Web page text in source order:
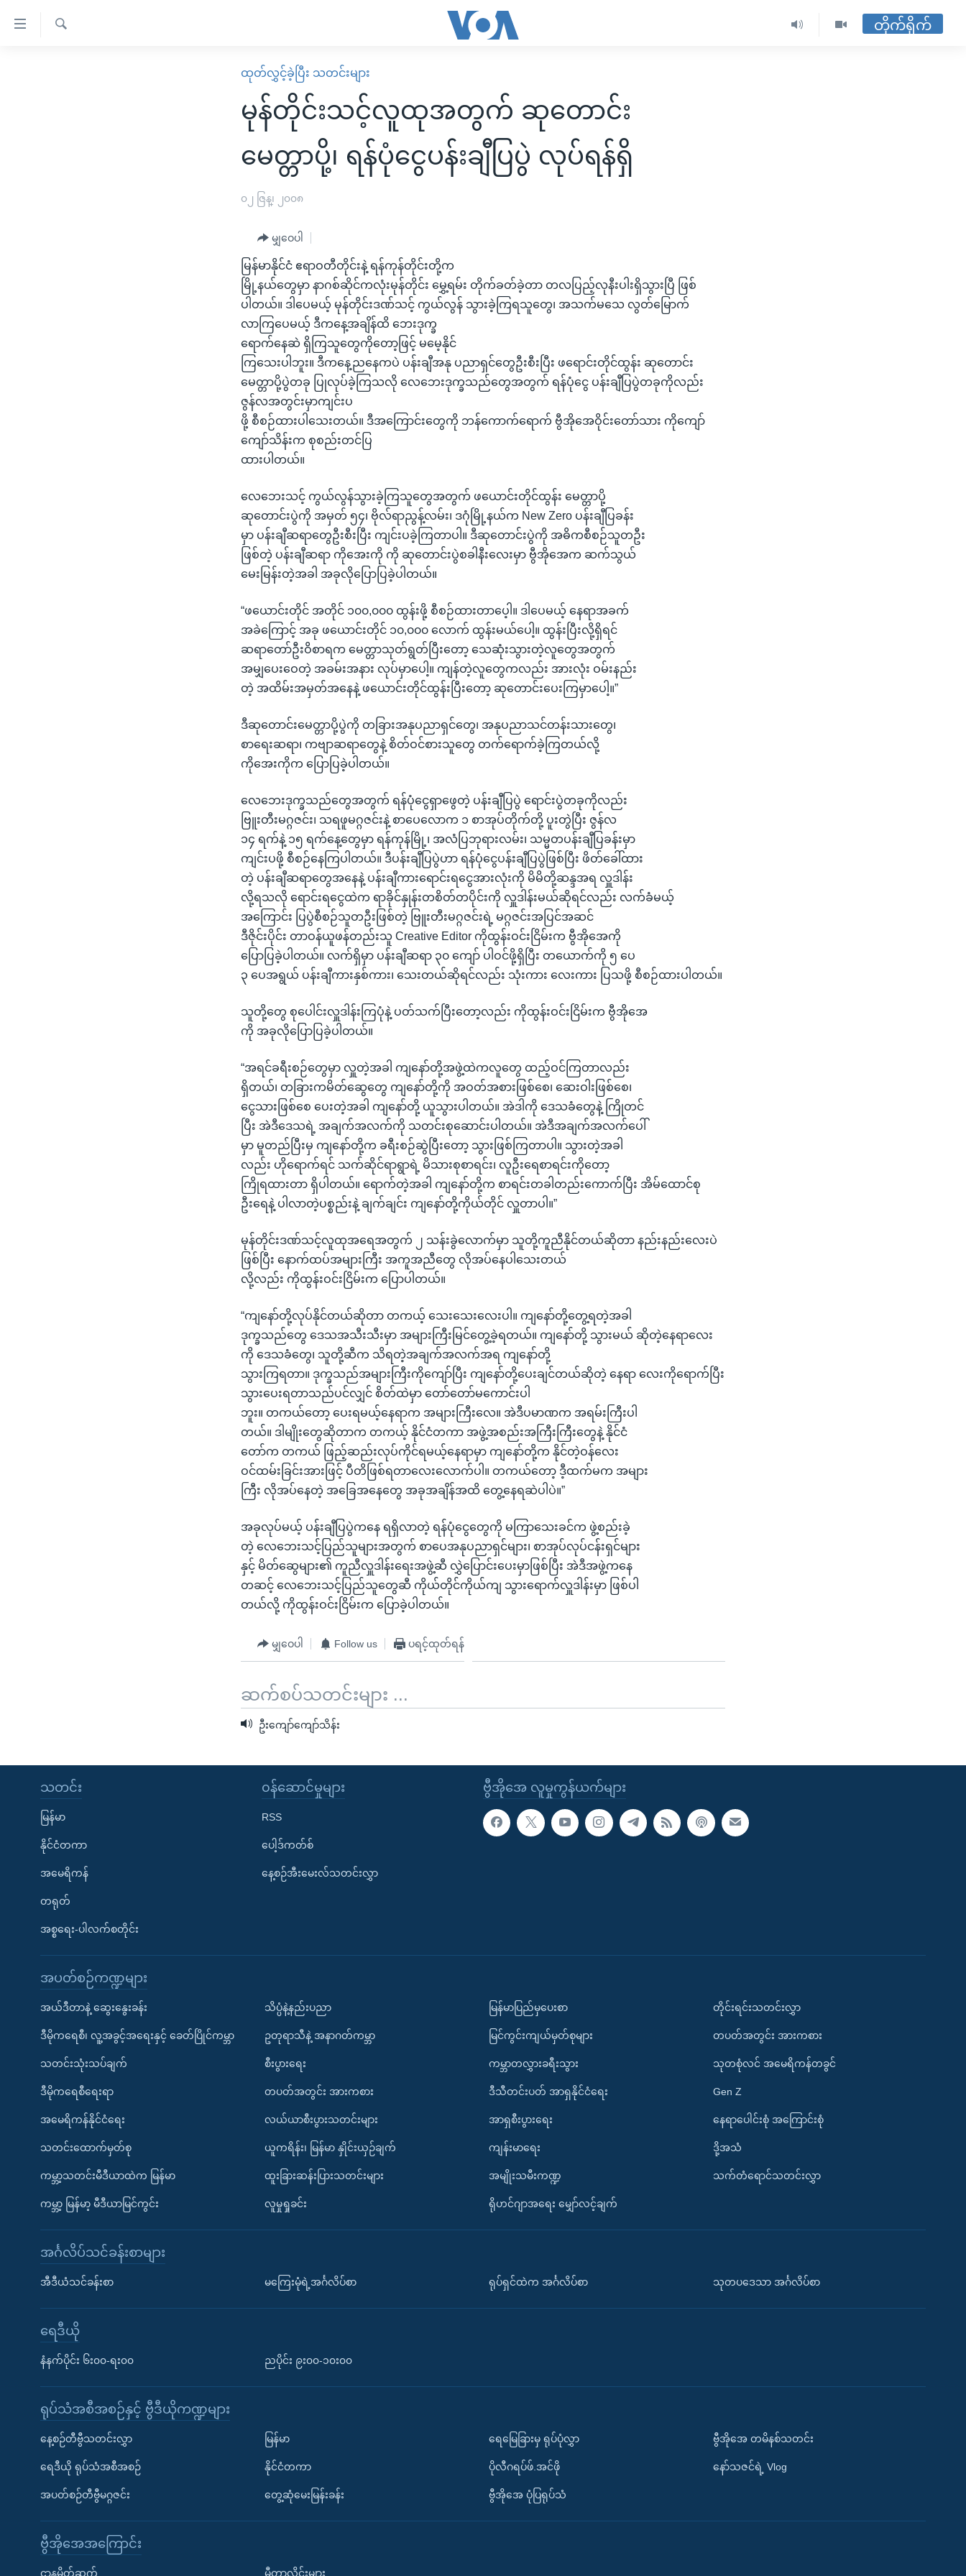
တိုက်ရိုက်
ထုတ်လွှင့်ခဲ့ပြီး သတင်းများ
မုန်တိုင်းသင့်လူထုအတွက် ဆုတောင်း
မေတ္တာပို့၊ ရန်ပုံငွေပန်းချီပြပွဲ လုပ်ရန်ရှိ
၀၂ ဇြန္၊ ၂၀၀၈
မျှဝေပါ
မြန်မာနိုင်ငံ ဧရာဝတီတိုင်းနဲ့ ရန်ကုန်တိုင်းတို့က
မြို့နယ်တွေမှာ နာဂစ်ဆိုင်ကလုံးမုန်တိုင်း မွှေ့ရမ်း တိုက်ခတ်ခဲ့တာ တလပြည့်လုနီးပါးရှိသွားပြီ ဖြစ်
ပါတယ်။ ဒါပေမယ့် မုန်တိုင်းဒဏ်သင့် ကွယ်လွန် သွားခဲ့ကြရသူတွေ၊ အသက်မသေ လွတ်မြောက်
လာကြပေမယ့် ဒီကနေ့အချိန်ထိ ဘေးဒုက္ခ
ရောက်နေဆဲ ရှိကြသူတွေကိုတော့ဖြင့် မမေ့နိုင်
ကြသေးပါဘူး။ ဒီကနေ့ညနေကပဲ ပန်းချီအနု ပညာရှင်တွေဦးစီးပြီး ဖရောင်းတိုင်ထွန်း ဆုတောင်း
မေတ္တာပို့ပွဲတခု ပြုလုပ်ခဲ့ကြသလို လေဘေးဒုက္ခသည်တွေအတွက် ရန်ပုံငွေ ပန်းချီပြပွဲတခုကိုလည်း
ဇွန်လအတွင်းမှာကျင်းပ
ဖို့ စီစဉ်ထားပါသေးတယ်။ ဒီအကြောင်းတွေကို ဘန်ကောက်ရောက် ဗွီအိုအေဝိုင်းတော်သား ကိုကျော်
ကျော်သိန်းက စုစည်းတင်ပြ
ထားပါတယ်။
လေဘေးသင့် ကွယ်လွန်သွားခဲ့ကြသူတွေအတွက် ဖယောင်းတိုင်ထွန်း မေတ္တာပို့
ဆုတောင်းပွဲကို အမှတ် ၅၄၊ ဗိုလ်ရာညွန့်လမ်း၊ ဒဂုံမြို့နယ်က New Zero ပန်းချီပြခန်း
မှာ ပန်းချီဆရာတွေဦးစီးပြီး ကျင်းပခဲ့ကြတာပါ။ ဒီဆုတောင်းပွဲကို အဓိကစီစဉ်သူတဦး
ဖြစ်တဲ့ ပန်းချီဆရာ ကိုအေးကို ကို ဆုတောင်းပွဲစခါနီးလေးမှာ ဗွီအိုအေက ဆက်သွယ်
မေးမြန်းတဲ့အခါ အခုလိုပြောပြခဲ့ပါတယ်။
“ဖယောင်းတိုင် အတိုင် ၁၀၀,၀၀၀ ထွန်းဖို့ စီစဉ်ထားတာပေ့ါ။ ဒါပေမယ့် နေရာအခက်
အခဲကြောင့် အခု ဖယောင်းတိုင် ၁၀,၀၀၀ လောက် ထွန်းမယ်ပေါ့။ ထွန်းပြီးလို့ရှိရင်
ဆရာတော်ဦးဝိစာရက မေတ္တာသုတ်ရွတ်ပြီးတော့ သေဆုံးသွားတဲ့လူတွေအတွက်
အမျှပေးဝေတဲ့ အခမ်းအနား လုပ်မှာပေါ့။ ကျန်တဲ့လူတွေကလည်း အားလုံး ဝမ်းနည်း
တဲ့ အထိမ်းအမှတ်အနေနဲ့ ဖယောင်းတိုင်ထွန်းပြီးတော့ ဆုတောင်းပေးကြမှာပေါ့။”
ဒီဆုတောင်းမေတ္တာပို့ပွဲကို တခြားအနုပညာရှင်တွေ၊ အနုပညာသင်တန်းသားတွေ၊
စာရေးဆရာ၊ ကဗျာဆရာတွေနဲ့ စိတ်ဝင်စားသူတွေ တက်ရောက်ခဲ့ကြတယ်လို့
ကိုအေးကိုက ပြောပြခဲ့ပါတယ်။
လေဘေးဒုက္ခသည်တွေအတွက် ရန်ပုံငွေရှာဖွေတဲ့ ပန်းချီပြပွဲ ရောင်းပွဲတခုကိုလည်း
ဗြူးတီးမဂ္ဂဇင်း၊ သရဖူမဂ္ဂဇင်းနဲ့ စာပေလောက ၁ စာအုပ်တိုက်တို့ ပူးတွဲပြီး ဇွန်လ
၁၄ ရက်နဲ့ ၁၅ ရက်နေ့တွေမှာ ရန်ကုန်မြို့၊ အလံပြဘုရားလမ်း၊ သမ္မတပန်းချီပြခန်းမှာ
ကျင်းပဖို့ စီစဉ်နေကြပါတယ်။ ဒီပန်းချီပြပွဲဟာ ရန်ပုံငွေပန်းချီပြပွဲဖြစ်ပြီး ဖိတ်ခေါ်ထား
တဲ့ ပန်းချီဆရာတွေအနေနဲ့ ပန်းချီကားရောင်းရငွေအားလုံးကို မိမိတို့ဆန္ဒအရ လှူဒါန်း
လို့ရသလို ရောင်းရငွေထဲက ရာခိုင်နှုန်းတစိတ်တပိုင်းကို လှူဒါန်းမယ်ဆိုရင်လည်း လက်ခံမယ့်
အကြောင်း ပြပွဲစီစဉ်သူတဦးဖြစ်တဲ့ ဗြူးတီးမဂ္ဂဇင်းရဲ့ မဂ္ဂဇင်းအပြင်အဆင်
ဒီဇိုင်းပိုင်း တာဝန်ယူဖန်တည်းသူ Creative Editor ကိုထွန်းဝင်းငြိမ်းက ဗွီအိုအေကို
ပြောပြခဲ့ပါတယ်။ လက်ရှိမှာ ပန်းချီဆရာ ၃၀ ကျော် ပါဝင်ဖို့ရှိပြီး တယောက်ကို ၅ ပေ
၃ ပေအရွယ် ပန်းချီကားနှစ်ကား၊ သေးတယ်ဆိုရင်လည်း သုံးကား လေးကား ပြသဖို့ စီစဉ်ထားပါတယ်။
သူတို့တွေ စုပေါင်းလှူဒါန်းကြပုံနဲ့ ပတ်သက်ပြီးတော့လည်း ကိုထွန်းဝင်းငြိမ်းက ဗွီအိုအေ
ကို အခုလိုပြောပြခဲ့ပါတယ်။
“အရင်ခရီးစဉ်တွေမှာ လှူတဲ့အခါ ကျနော်တို့အဖွဲ့ထဲကလူတွေ ထည့်ဝင်ကြတာလည်း
ရှိတယ်၊ တခြားကမိတ်ဆွေတွေ ကျနော်တို့ကို အဝတ်အစားဖြစ်စေ၊ ဆေးဝါးဖြစ်စေ၊
ငွေသားဖြစ်စေ ပေးတဲ့အခါ ကျနော်တို့ ယူသွားပါတယ်။ အဲဒါကို ဒေသခံတွေနဲ့ ကြိုတင်
ပြီး အဲဒီဒေသရဲ့ အချက်အလက်ကို သတင်းစုဆောင်းပါတယ်။ အဲဒီအချက်အလက်ပေါ်
မှာ မူတည်ပြီးမှ ကျနော်တို့က ခရီးစဉ်ဆွဲပြီးတော့ သွားဖြစ်ကြတာပါ။ သွားတဲ့အခါ
လည်း ဟိုရောက်ရင် သက်ဆိုင်ရာရွာရဲ့ မိသားစုစာရင်း၊ လူဦးရေစာရင်းကိုတော့
ကြိုရထားတာ ရှိပါတယ်။ ရောက်တဲ့အခါ ကျနော်တို့က စာရင်းတခါတည်းကောက်ပြီး အိမ်ထောင်စု
ဦးရေနဲ့ ပါလာတဲ့ပစ္စည်းနဲ့ ချက်ချင်း ကျနော်တို့ကိုယ်တိုင် လှူတာပါ။”
မုန်တိုင်းဒဏ်သင့်လူထုအရေအတွက် ၂ သန်းခွဲလောက်မှာ သူတို့ကူညီနိုင်တယ်ဆိုတာ နည်းနည်းလေးပဲ
ဖြစ်ပြီး နောက်ထပ်အများကြီး အကူအညီတွေ လိုအပ်နေပါသေးတယ်
လို့လည်း ကိုထွန်းဝင်းငြိမ်းက ပြောပါတယ်။
“ကျနော်တို့လုပ်နိုင်တယ်ဆိုတာ တကယ့် သေးသေးလေးပါ။ ကျနော်တို့တွေ့ရတဲ့အခါ
ဒုက္ခသည်တွေ ဒေသအသီးသီးမှာ အများကြီးမြင်တွေ့ခဲ့ရတယ်။ ကျနော်တို့ သွားမယ် ဆိုတဲ့နေရာလေး
ကို ဒေသခံတွေ၊ သူတို့ဆီက သိရတဲ့အချက်အလက်အရ ကျနော်တို့
သွားကြရတာ။ ဒုက္ခသည်အများကြီးကိုကျော်ပြီး ကျနော်တို့ပေးချင်တယ်ဆိုတဲ့ နေရာ လေးကိုရောက်ပြီး
သွားပေးရတာသည်ပင်လျှင် စိတ်ထဲမှာ တော်တော်မကောင်းပါ
ဘူး။ တကယ်တော့ ပေးရမယ့်နေရာက အများကြီးလေ။ အဲဒီပမာဏက အရမ်းကြီးပါ
တယ်။ ဒါမျိုးတွေဆိုတာက တကယ့် နိုင်ငံတကာ အဖွဲ့အစည်းအကြီးကြီးတွေနဲ့ နိုင်ငံ
တော်က တကယ် ဖြည့်ဆည်းလုပ်ကိုင်ရမယ့်နေရာမှာ ကျနော်တို့က နိုင်တဲ့ဝန်လေး
ဝင်ထမ်းခြင်းအားဖြင့် ပီတိဖြစ်ရတာလေးလောက်ပါ။ တကယ်တော့ ဒီ့ထက်မက အများ
ကြီး လိုအပ်နေတဲ့ အခြေအနေတွေ အခုအချိန်အထိ တွေ့နေရဆဲပါပဲ။”
အခုလုပ်မယ့် ပန်းချီပြပွဲကနေ ရရှိလာတဲ့ ရန်ပုံငွေတွေကို မကြာသေးခင်က ဖွဲ့စည်းခဲ့
တဲ့ လေဘေးသင့်ပြည်သူများအတွက် စာပေအနုပညာရှင်များ၊ စာအုပ်လုပ်ငန်းရှင်များ
နှင့် မိတ်ဆွေများ၏ ကူညီလှူဒါန်းရေးအဖွဲ့ဆီ လွှဲပြောင်းပေးမှာဖြစ်ပြီး အဲဒီအဖွဲ့ကနေ
တဆင့် လေဘေးသင့်ပြည်သူတွေဆီ ကိုယ်တိုင်ကိုယ်ကျ သွားရောက်လှူဒါန်းမှာ ဖြစ်ပါ
တယ်လို့ ကိုထွန်းဝင်းငြိမ်းက ပြောခဲ့ပါတယ်။
မျှဝေပါ Follow us ပရင့်ထုတ်ရန်
ဆက်စပ်သတင်းများ ...
ဦးကျော်ကျော်သိန်း
ဗွီအိုအေ လူမှုကွန်ယက်များ
သတင်း
မြန်မာ
နိုင်ငံတကာ
အမေရိကန်
တရုတ်
အစ္စရေး-ပါလက်စတိုင်း
၀န်ဆောင်မှုများ
RSS
ပေါ့ဒ်ကတ်စ်
နေ့စဉ်အီးမေးလ်သတင်းလွှာ
အပတ်စဉ်ကဏ္ဍများ
အယ်ဒီတာနဲ့ ဆွေးနွေးခန်း
ဒီမိုကရေစီ၊ လူ့အခွင့်အရေးနှင့် ခေတ်ပြိုင်ကမ္ဘာ
သတင်းသုံးသပ်ချက်
ဒီမိုကရေစီရေးရာ
အမေရိကန်နိုင်ငံရေး
သတင်းထောက်မှတ်စု
ကမ္ဘာ့သတင်းမီဒီယာထဲက မြန်မာ
ကမ္ဘာ့ မြန်မာ့ မီဒီယာမြင်ကွင်း
သိပ္ပံနဲ့နည်းပညာ
ဥတုရာသီနဲ့ အနာဂတ်ကမ္ဘာ
စီးပွားရေး
တပတ်အတွင်း အားကစား
လယ်ယာစီးပွားသတင်းများ
ယူကရိန်း၊ မြန်မာ နှိုင်းယှဉ်ချက်
ထူးခြားဆန်းပြားသတင်းများ
လူမှုရှုခင်း
မြန်မာပြည်မှပေးစာ
မြင်ကွင်းကျယ်မှတ်စုများ
ကမ္ဘာတလွှားခရီးသွား
ဒီသီတင်းပတ် အာရှနိုင်ငံရေး
အာရှစီးပွားရေး
ကျန်းမာရေး
အမျိုးသမီးကဏ္ဍ
ရိုဟင်ဂျာအရေး မျှော်လင့်ချက်
တိုင်းရင်းသတင်းလွှာ
တပတ်အတွင်း အားကစား
သုတစုံလင် အမေရိကန်တခွင်
Gen Z
နေရာပေါင်းစုံ အကြောင်းစုံ
ဒို့အသံ
သက်တံရောင်သတင်းလွှာ
အင်္ဂလိပ်သင်ခန်းစာများ
အီဒီယံသင်ခန်းစာ မကြေးမုံရဲ့အင်္ဂလိပ်စာ ရုပ်ရှင်ထဲက အင်္ဂလိပ်စာ သုတပဒေသာ အင်္ဂလိပ်စာ
ရေဒီယို
နံနက်ပိုင်း ၆း၀၀-ရး၀၀ ညပိုင်း ၉း၀၀-၁၀း၀၀
ရုပ်သံအစီအစဉ်နှင့် ဗွီဒီယိုကဏ္ဍများ
နေ့စဉ်တီဗွီသတင်းလွှာ
ရေဒီယို ရုပ်သံအစီအစဉ်
အပတ်စဉ်တီဗွီမဂ္ဂဇင်း
မြန်မာ
နိုင်ငံတကာ
တွေ့ဆုံမေးမြန်းခန်း
ရေမြေခြားမှ ရုပ်ပုံလွှာ
ပိုလီဂရပ်ဖ်.အင်ဖို
ဗွီအိုအေ ပုံပြရုပ်သံ
ဗွီအိုအေ တမိနစ်သတင်း
နော်သဇင်ရဲ့ Vlog
ဗွီအိုအေအကြောင်း
ဌာနမိတ်ဆက် မီတာလှိုင်းများ